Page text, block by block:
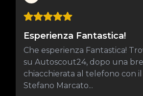
Esperienza Fantastica!
Che esperienza Fantastica!
su Autoscout24, dopo una
chiacchierata al telefono con
Stefano Marcato...